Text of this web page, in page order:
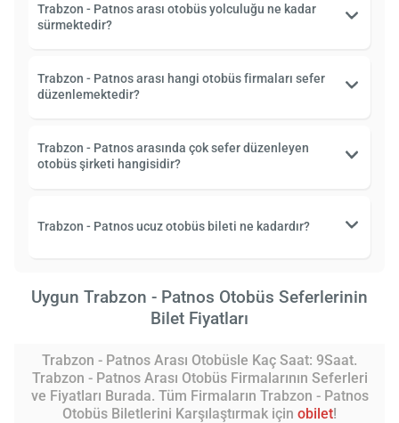
Trabzon - Patnos arası otobüs yolculuğu ne kadar
sürmektedir?
Trabzon - Patnos arası hangi otobüs firmaları sefer
düzenlemektedir?
Trabzon - Patnos arasında çok sefer düzenleyen
otobüs şirketi hangisidir?
Trabzon - Patnos ucuz otobüs bileti ne kadardır?
Uygun Trabzon - Patnos Otobüs Seferlerinin
Bilet Fiyatları
Trabzon - Patnos Arası Otobüsle Kaç Saat: 9Saat.
Trabzon - Patnos Arası Otobüs Firmalarının Seferleri
ve Fiyatları Burada. Tüm Firmaların Trabzon - Patnos
Otobüs Biletlerini Karşılaştırmak için obilet!